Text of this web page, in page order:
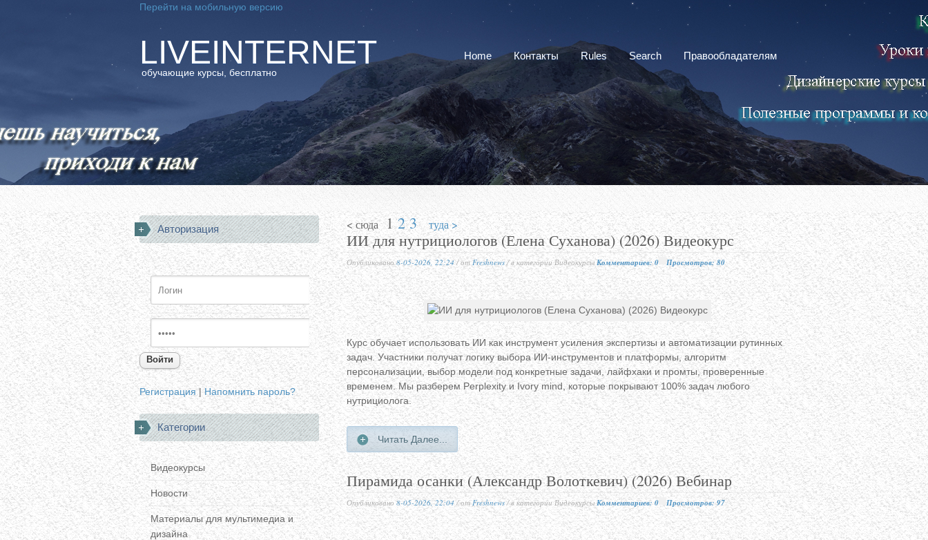
LIVEINTERNET
обучающие курсы, бесплатно
Home Контакты Rules Search Правообладателям
Перейти на мобильную версию
Авторизация
Войти
Регистрация| Напомнить пароль?
Категории
Видеокурсы
Новости
Материалы для мультимедиа и
дизайна
< сюда 1 2 3 туда >
ИИ для нутрициологов (Елена Суханова) (2026) Видеокурс
Опубликовано 8-05-2026, 22:24/ отFreshnews/ в категории ВидеокурсыКомментариев: 0 Просмотров: 80
Курс обучает использовать ИИ как инструмент усиления экспертизы и автоматизации рутинных
задач. Участники получат логику выбора ИИ-инструментов и платформы, алгоритм
персонализации, выбор модели под конкретные задачи, лайфхаки и промты, проверенные
временем. Мы разберем Perplexity и Ivory mind, которые покрывают 100% задач любого
нутрициолога.
Читать Далее...
Пирамида осанки (Александр Волоткевич) (2026) Вебинар
Опубликовано8-05-2026, 22:04/ отFreshnews/ в категории ВидеокурсыКомментариев: 0 Просмотров: 97